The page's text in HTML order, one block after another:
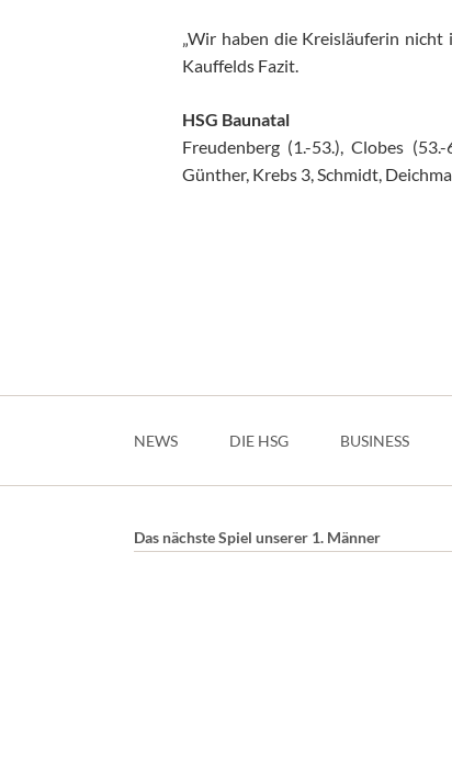
„Wir haben die Kreisläuferin nicht
Kauffelds Fazit.
HSG Baunatal
Freudenberg (1.-53.), Clobes
Günther, Krebs 3, Schmidt,
NEWS DIE HSG BUSINESS
Das nächste Spiel unserer 1. Männer